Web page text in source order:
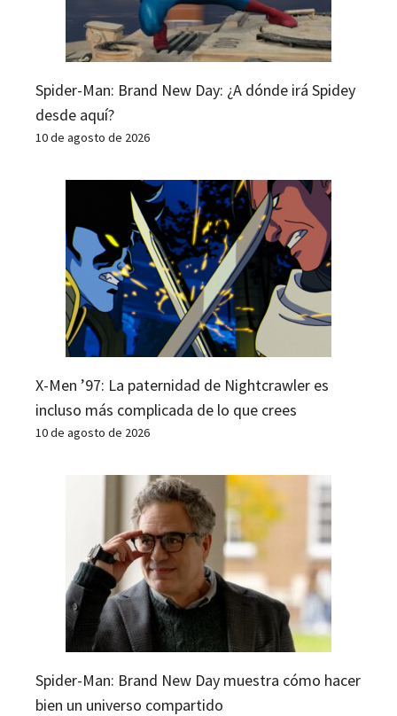
Spider-Man: Brand New Day: ¿A dónde irá Spidey
desde aquí?
10 de agosto de 2026
X-Men ’97: La paternidad de Nightcrawler es
incluso más complicada de lo que crees
10 de agosto de 2026
Spider-Man: Brand New Day muestra cómo hacer
bien un universo compartido